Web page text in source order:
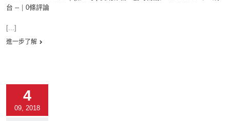
台 --
0條評論
[...]
進一步了解
4
09, 2018